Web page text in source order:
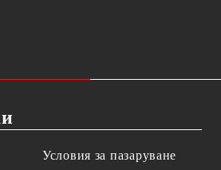
Условия за пазаруване